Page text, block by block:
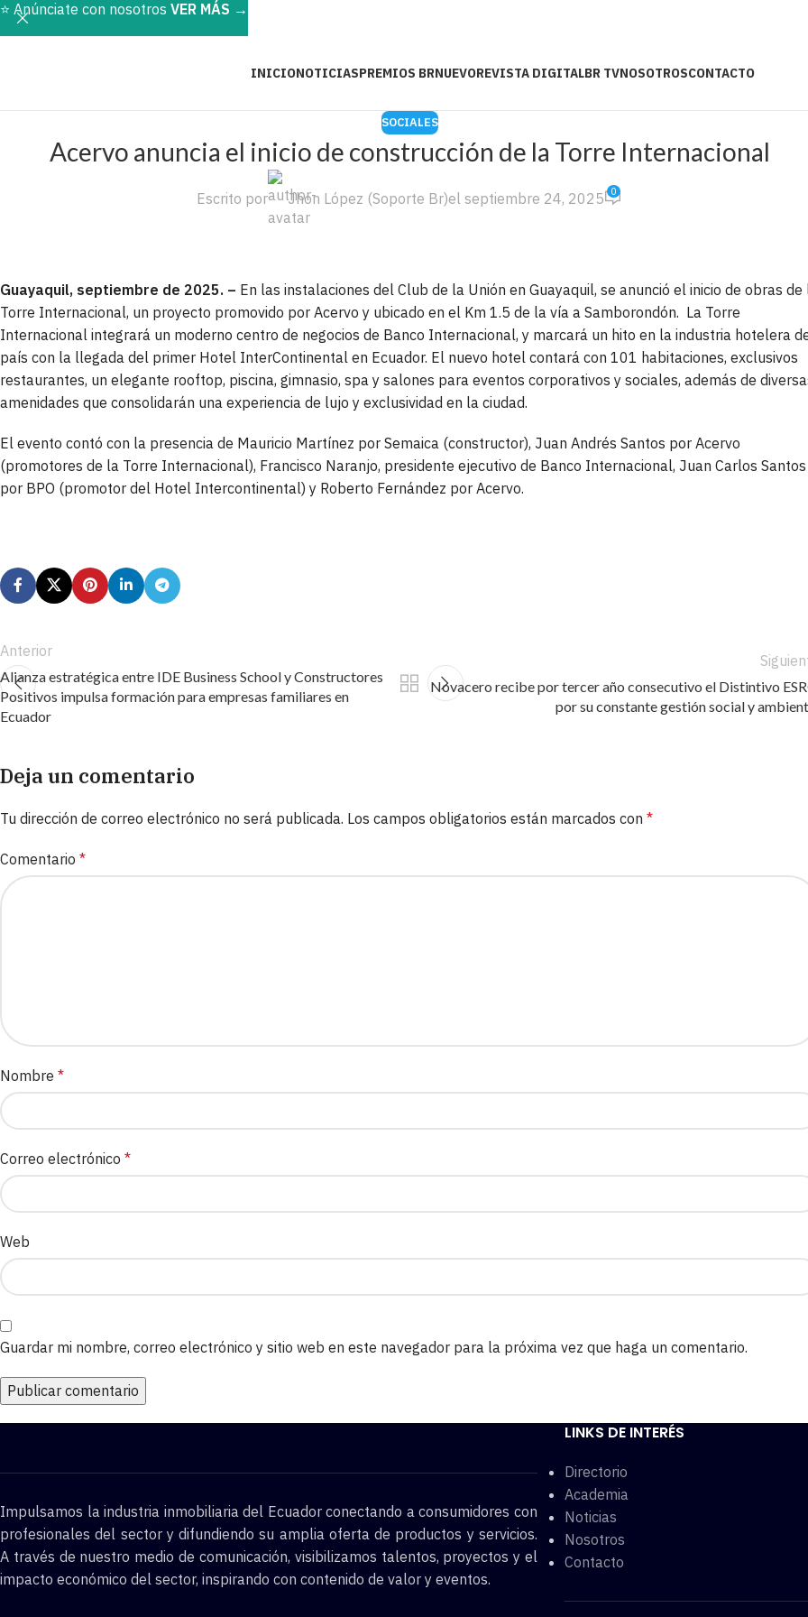
INICIONOTICIASPREMIOS BRNUEVOREVISTA DIGITALBR TVNOSOTROSCONTACTO
SOCIALES
Acervo anuncia el inicio de construcción de la Torre Internacional
Escrito por Jhon López (Soporte Br)el septiembre 24, 2025 0
Guayaquil, septiembre de 2025. – En las instalaciones del Club de la Unión en Guayaquil, se anunció el inicio de obras de
Torre Internacional, un proyecto promovido por Acervo y ubicado en el Km 1.5 de la vía a Samborondón. La Torre
Internacional integrará un moderno centro de negocios de Banco Internacional, y marcará un hito en la industria hotelera
país con la llegada del primer Hotel InterContinental en Ecuador. El nuevo hotel contará con 101 habitaciones, exclusivos
restaurantes, un elegante rooftop, piscina, gimnasio, spa y salones para eventos corporativos y sociales, además de
amenidades que consolidarán una experiencia de lujo y exclusividad en la ciudad.
El evento contó con la presencia de Mauricio Martínez por Semaica (constructor), Juan Andrés Santos por Acervo
(promotores de la Torre Internacional), Francisco Naranjo, presidente ejecutivo de Banco Internacional, Juan Carlos Santos
por BPO (promotor del Hotel Intercontinental) y Roberto Fernández por Acervo.
Anterior
Alianza estratégica entre IDE Business School y Constructores
Positivos impulsa formación para empresas familiares en
Ecuador
Novacero recibe por tercer año consecutivo el Distintivo
por su constante gestión social y
Deja un comentario
Tu dirección de correo electrónico no será publicada. Los campos obligatorios están marcados con *
Comentario *
Nombre *
Correo electrónico *
Web
Guardar mi nombre, correo electrónico y sitio web en este navegador para la próxima vez que haga un comentario.
Impulsamos la industria inmobiliaria del Ecuador conectando a consumidores con
profesionales del sector y difundiendo su amplia oferta de productos y servicios.
A través de nuestro medio de comunicación, visibilizamos talentos, proyectos y el
impacto económico del sector, inspirando con contenido de valor y eventos.
LINKS DE INTERÉS
Directorio
Academia
Noticias
Nosotros
Contacto
⭐️ Anúnciate con nosotros VER MÁS →